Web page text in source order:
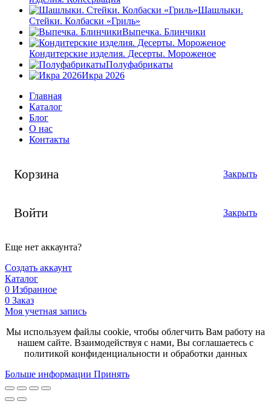
Шашлыки.
Стейки. Колбаски «Гриль»
Выпечка. Блинчики
Кондитерские изделия. Десерты. Мороженое
Полуфабрикаты
Икра 2026
Главная
Каталог
Блог
О нас
Контакты
Корзина Закрыть
Войти Закрыть
Еще нет аккаунта?
Создать аккаунт
Каталог
0 Избранное
0 Заказ
Моя учетная запись
Мы используем файлы cookie, чтобы облегчить Вам работу на
нашем сайте. Взаимодействуя с нами, Вы соглашаетесь с
политикой конфиденциальности и обработки данных
Больше информации Больше
Принять